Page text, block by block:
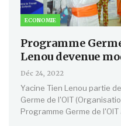
ECONOMIE
Programme
Lenou devenue
Déc 24, 2022
Yacine Tien Lenou partie
Germe de l'OIT
Programme Germe de l'OIT